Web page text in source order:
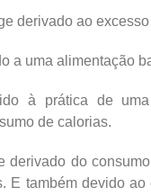
derivado ao
a uma alimentação
à prática de
de calorias.
derivado do
E também devido